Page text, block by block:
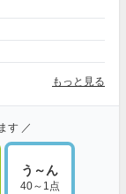
もっと見る
す ／
う～ん
40～1点